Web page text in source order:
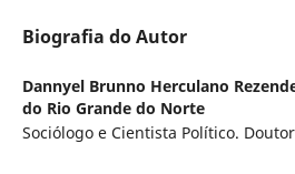
Biografia do Autor
Dannyel Brunno Herculano
do Rio Grande do Norte
Sociólogo e Cientista Político.